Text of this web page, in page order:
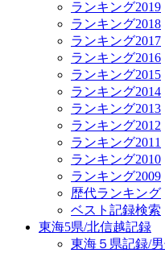
ランキング2019
ランキング2018
ランキング2017
ランキング2016
ランキング2015
ランキング2014
ランキング2013
ランキング2012
ランキング2011
ランキング2010
ランキング2009
歴代ランキング
ベスト記録検索
東海5県/北信越記録
東海５県記録/